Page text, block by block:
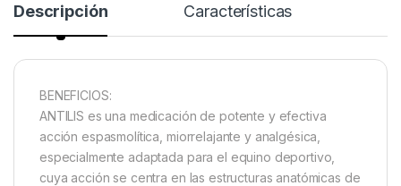
Descripción Características
BENEFICIOS:
ANTILIS es una medicación de potente y efectiva
acción espasmolítica, miorrelajante y analgésica,
especialmente adaptada para el equino deportivo,
cuya acción se centra en las estructuras anatómicas de